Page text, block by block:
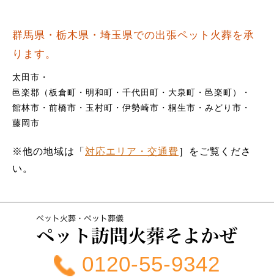
群馬県・栃木県・埼玉県での出張ペット火葬を承
ります。
太田市
邑楽郡（板倉町・明和町・千代田町・大泉町・邑楽町）
館林市
前橋市 玉村町 伊勢崎市 桐生市
みどり市
藤岡市
※他の地域は「 対応エリア・交通費］をご覧くださ
い。
0120-55-9342